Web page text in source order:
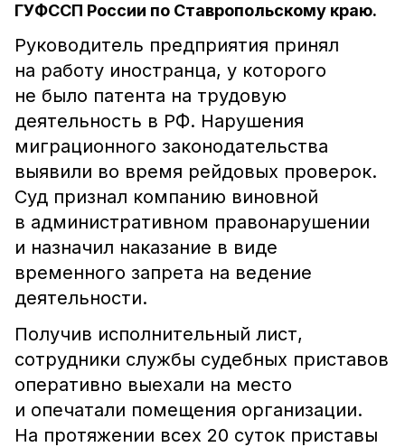
ГУФССП России по Ставропольскому краю.
Руководитель предприятия принял
на работу иностранца, у которого
не было патента на трудовую
деятельность в РФ. Нарушения
миграционного законодательства
выявили во время рейдовых проверок.
Суд признал компанию виновной
в административном правонарушении
и назначил наказание в виде
временного запрета на ведение
деятельности.
Получив исполнительный лист,
сотрудники службы судебных приставов
оперативно выехали на место
и опечатали помещения организации.
На протяжении всех 20 суток приставы